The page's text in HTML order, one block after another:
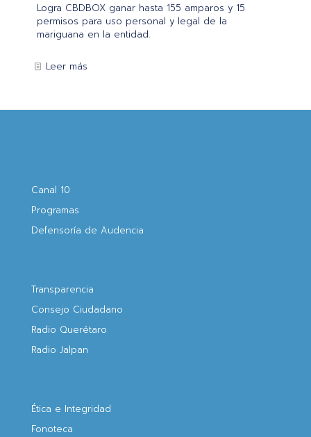
Logra CBDBOX ganar hasta 155 amparos y 15
permisos para uso personal y legal de la
mariguana en la entidad.
Leer más
Canal 10
Programas
Defensoría de Audencia
Transparencia
Consejo Ciudadano
Radio Querétaro
Radio Jalpan
Ética e Integridad
Fonoteca